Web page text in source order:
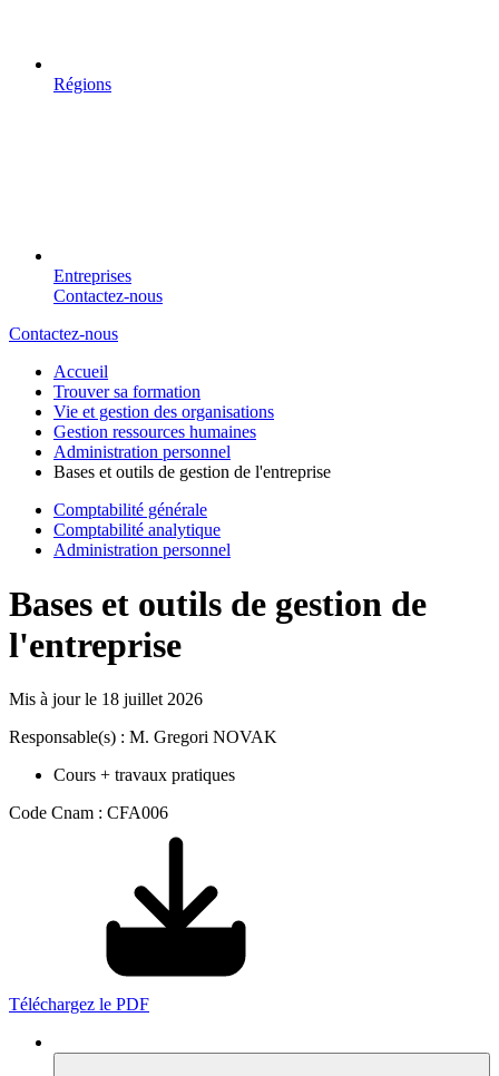
Régions
Entreprises
Contactez-nous
Contactez-nous
Accueil
Trouver sa formation
Vie et gestion des organisations
Gestion ressources humaines
Administration personnel
Bases et outils de gestion de l'entreprise
Comptabilité générale
Comptabilité analytique
Administration personnel
Bases et outils de gestion de
l'entreprise
Mis à jour le 18 juillet 2026
Responsable(s) : M. Gregori NOVAK
Cours + travaux pratiques
Code Cnam : CFA006
Téléchargez le PDF